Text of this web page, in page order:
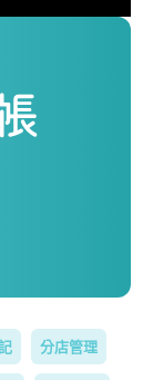
分店管理